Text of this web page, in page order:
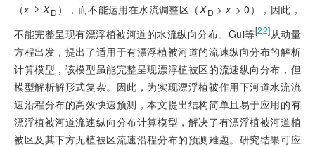
（x ≥ XD ），而不能运用在水流调整区（XD > x > 0），因此，
不能完整呈现有漂浮植被河道的水流纵向分布。Gui等[22]从动量
方程出发，提出了适用于有漂浮植被河道的流速纵向分布的解析
计算模型，该模型虽能完整呈现漂浮植被区的流速纵向分布，但
模型解析解形式复杂。因此，为实现漂浮植被作用下河道水流流
速沿程分布的高效快速预测，本文提出结构简单且易于应用的有
漂浮植被河道流速纵向分布计算模型，解决了有漂浮植被河道植
被区及其下方无植被区流速沿程分布的预测难题。研究结果可应